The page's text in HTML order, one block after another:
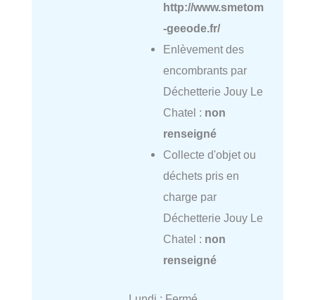
http://www.smetom
-geeode.fr/
Enlèvement des
encombrants par
Déchetterie Jouy Le
Chatel : non
renseigné
Collecte d'objet ou
déchets pris en
charge par
Déchetterie Jouy Le
Chatel : non
renseigné